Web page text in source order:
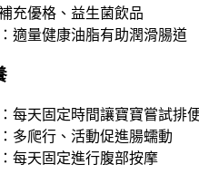
補充優格、益生菌飲品
：適量健康油脂有助潤滑腸道
：每天固定時間讓寶寶嘗試排
：多爬行、活動促進腸蠕動
：每天固定進行腹部按摩